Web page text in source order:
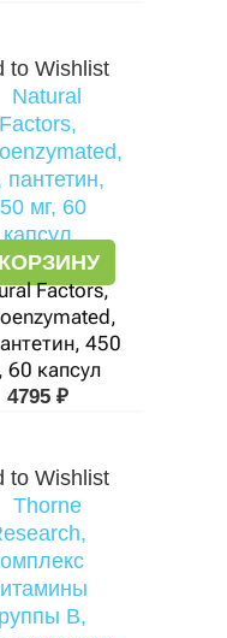
to Wishlist
Factors,
450
60 капсул
4795 ₽
to Wishlist